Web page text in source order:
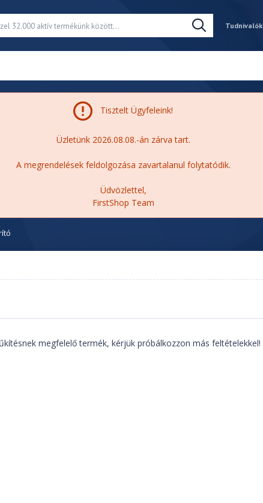
Tudnivalók
Tisztelt Ügyfeleink!
Üzletünk 2026.08.08.-án zárva tart.
A megrendelések feldolgozása zavartalanul folytatódik.
Üdvözlettel,
FirstShop Team
megfelelő termék, kérjük próbálkozzon más feltételekkel!